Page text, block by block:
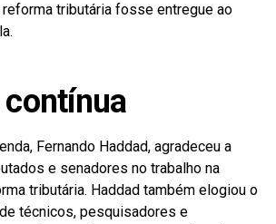
tributária fosse entregue ao
Fernando Haddad, agradeceu a
e senadores no trabalho na
tributária. Haddad também elogiou o
técnicos, pesquisadores e